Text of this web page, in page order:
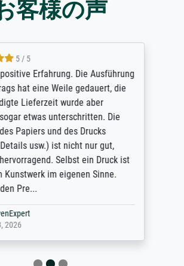
客様の声
5 / 5
Erfahrung. Die Ausführung
hat eine Weile gedauert, die
Lieferzeit wurde aber
etwas unterschritten. Die
Papiers und des Drucks
usw.) ist nicht nur gut,
Selbst ein Druck ist
Kunstwerk im eigenen Sinne.
Pre...
2026